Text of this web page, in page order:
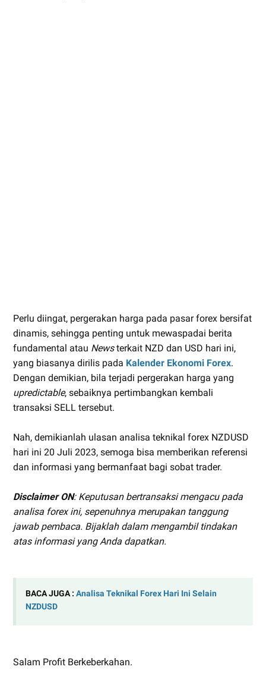
Perlu diingat, pergerakan harga pada pasar forex bersifat
dinamis, sehingga penting untuk mewaspadai berita
fundamental atau Newsterkait NZD dan USD hari ini,
yang biasanya dirilis pada Kalender Ekonomi Forex.
Dengan demikian, bila terjadi pergerakan harga yang
upredictable, sebaiknya pertimbangkan kembali
transaksi SELL tersebut.
Nah, demikianlah ulasan analisa teknikal forex NZDUSD
hari ini 20 Juli 2023, semoga bisa memberikan referensi
dan informasi yang bermanfaat bagi sobat trader.
Disclaimer ON: Keputusan bertransaksi mengacu pada
analisa forex ini, sepenuhnya merupakan tanggung
jawab pembaca. Bijaklah dalam mengambil tindakan
atas informasi yang Anda dapatkan.
BACA JUGA : Analisa Teknikal Forex Hari Ini Selain
NZDUSD
Salam Profit Berkeberkahan.